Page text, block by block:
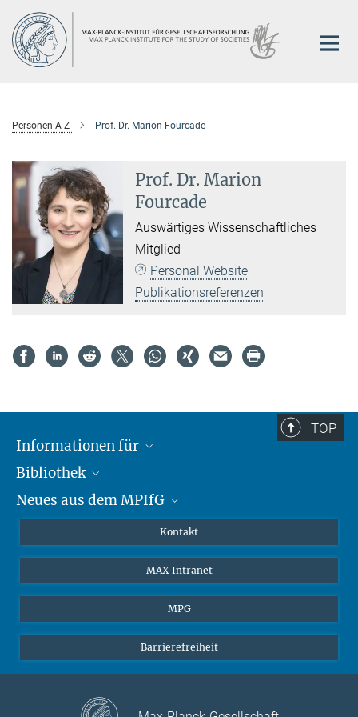
Hauptinhalt
Personen A-Z Prof. Dr. Marion Fourcade
Prof. Dr. Marion
Fourcade
Auswärtiges Wissenschaftliches
Mitglied
Personal Website
Publikationsreferenzen
TOP
Informationen für
Forschende
Gäste
Bibliothek
Profil
Neues aus dem MPIfG
MPIfG auf LinkedIn
Magazin Gesellschaftsforschung
Kontakt
MAX Intranet
MPG
Barrierefreiheit